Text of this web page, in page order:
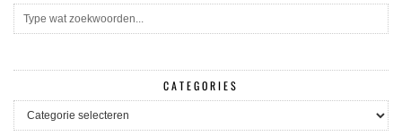
CATEGORIES
CATEGORIES